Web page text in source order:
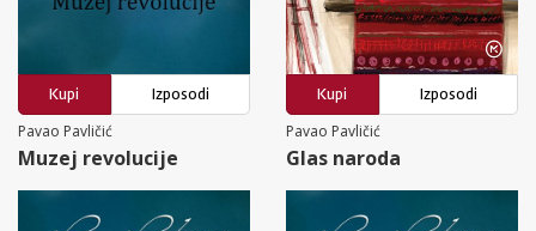
Kupi
Izposodi
Pavao Pavličić
Muzej revolucije
Kupi
Izposodi
Pavao Pavličić
Glas naroda